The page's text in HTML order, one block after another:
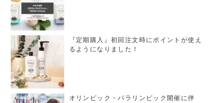
『定期購入』初回注文時にポイントが使え
るようになりました！
オリンピック・パラリンピック開催に伴